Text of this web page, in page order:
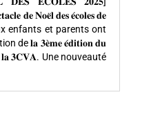
𝐝𝐞 𝐍𝐨𝐞̈𝐥 𝐝𝐞𝐬 𝐞́𝐜𝐨𝐥𝐞𝐬 𝐝𝐞
enfants et parents ont
de 𝐥𝐚 𝟑𝐞̀𝐦𝐞 𝐞́𝐝𝐢𝐭𝐢𝐨𝐧 𝐝𝐮
𝐥𝐚 𝟑𝐂𝐕𝐀. Une nouveauté